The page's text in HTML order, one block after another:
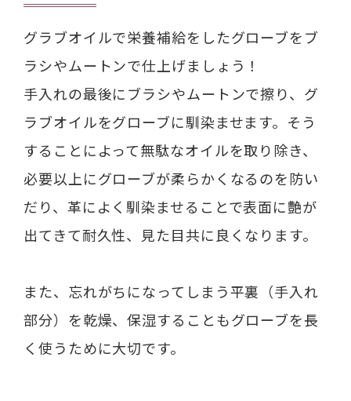
グラブオイルで栄養補給をしたグローブをブ
ラシやムートンで仕上げましょう！
手入れの最後にブラシやムートンで擦り、グ
ラブオイルをグローブに馴染ませます。そう
することによって無駄なオイルを取り除き、
必要以上にグローブが柔らかくなるのを防い
だり、革によく馴染ませることで表面に艶が
出てきて耐久性、見た目共に良くなります。
また、忘れがちになってしまう平裏（手入れ
部分）を乾燥、保湿することもグローブを長
く使うために大切です。